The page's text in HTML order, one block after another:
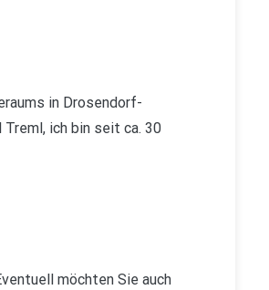
in Drosendorf-
ich bin seit ca. 30
möchten Sie auch